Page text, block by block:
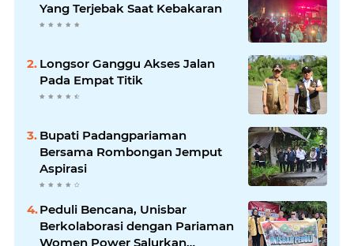
Yang Terjebak Saat Kebakaran
Longsor Ganggu Akses Jalan
Pada Empat Titik
Bupati Padangpariaman
Bersama Rombongan Jemput
Aspirasi
Peduli Bencana, Unisbar
Berkolaborasi dengan Pariaman
Women Power Salurkan